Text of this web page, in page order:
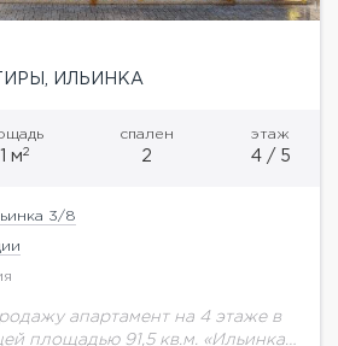
ИЛЬИНКА
м2
спален
2
этаж
4 / 5
3/8
апартамент на 4 этаже в
площадью 91,5 кв.м. «Ильинка